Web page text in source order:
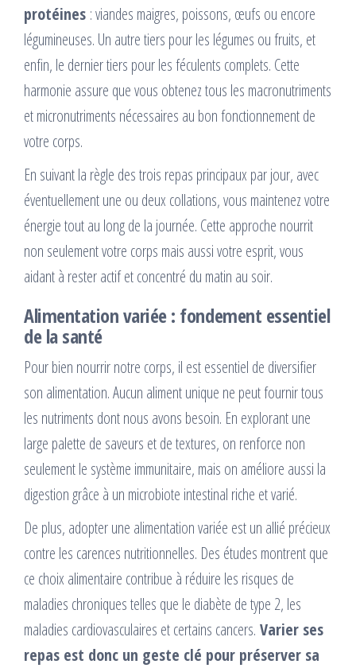
protéines : viandes maigres, poissons, œufs ou encore
légumineuses. Un autre tiers pour les légumes ou fruits, et
enfin, le dernier tiers pour les féculents complets. Cette
harmonie assure que vous obtenez tous les macronutriments
et micronutriments nécessaires au bon fonctionnement de
votre corps.
En suivant la règle des trois repas principaux par jour, avec
éventuellement une ou deux collations, vous maintenez votre
énergie tout au long de la journée. Cette approche nourrit
non seulement votre corps mais aussi votre esprit, vous
aidant à rester actif et concentré du matin au soir.
Alimentation variée : fondement essentiel
de la santé
Pour bien nourrir notre corps, il est essentiel de diversifier
son alimentation. Aucun aliment unique ne peut fournir tous
les nutriments dont nous avons besoin. En explorant une
large palette de saveurs et de textures, on renforce non
seulement le système immunitaire, mais on améliore aussi la
digestion grâce à un microbiote intestinal riche et varié.
De plus, adopter une alimentation variée est un allié précieux
contre les carences nutritionnelles. Des études montrent que
ce choix alimentaire contribue à réduire les risques de
maladies chroniques telles que le diabète de type 2, les
maladies cardiovasculaires et certains cancers. Varier ses
repas est donc un geste clé pour préserver sa